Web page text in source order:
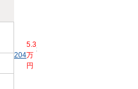
204
5.3
万
円
3,300